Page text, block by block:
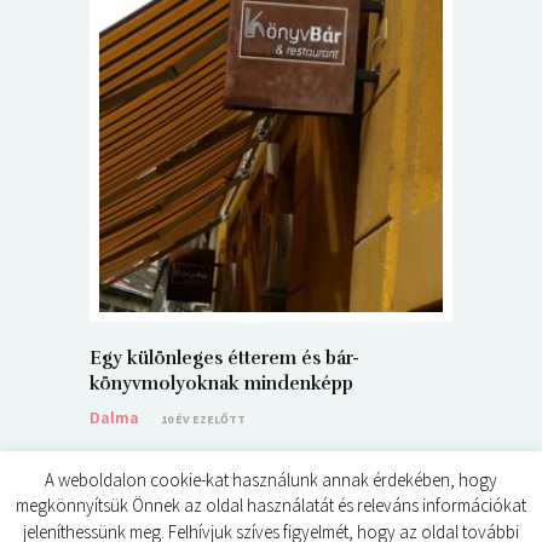
Egy különleges étterem és bár-
könyvmolyoknak mindenképp
Dalma
10 ÉV EZELŐTT
A weboldalon cookie-kat használunk annak érdekében, hogy
megkönnyítsük Önnek az oldal használatát és releváns információkat
jeleníthessünk meg. Felhívjuk szíves figyelmét, hogy az oldal további